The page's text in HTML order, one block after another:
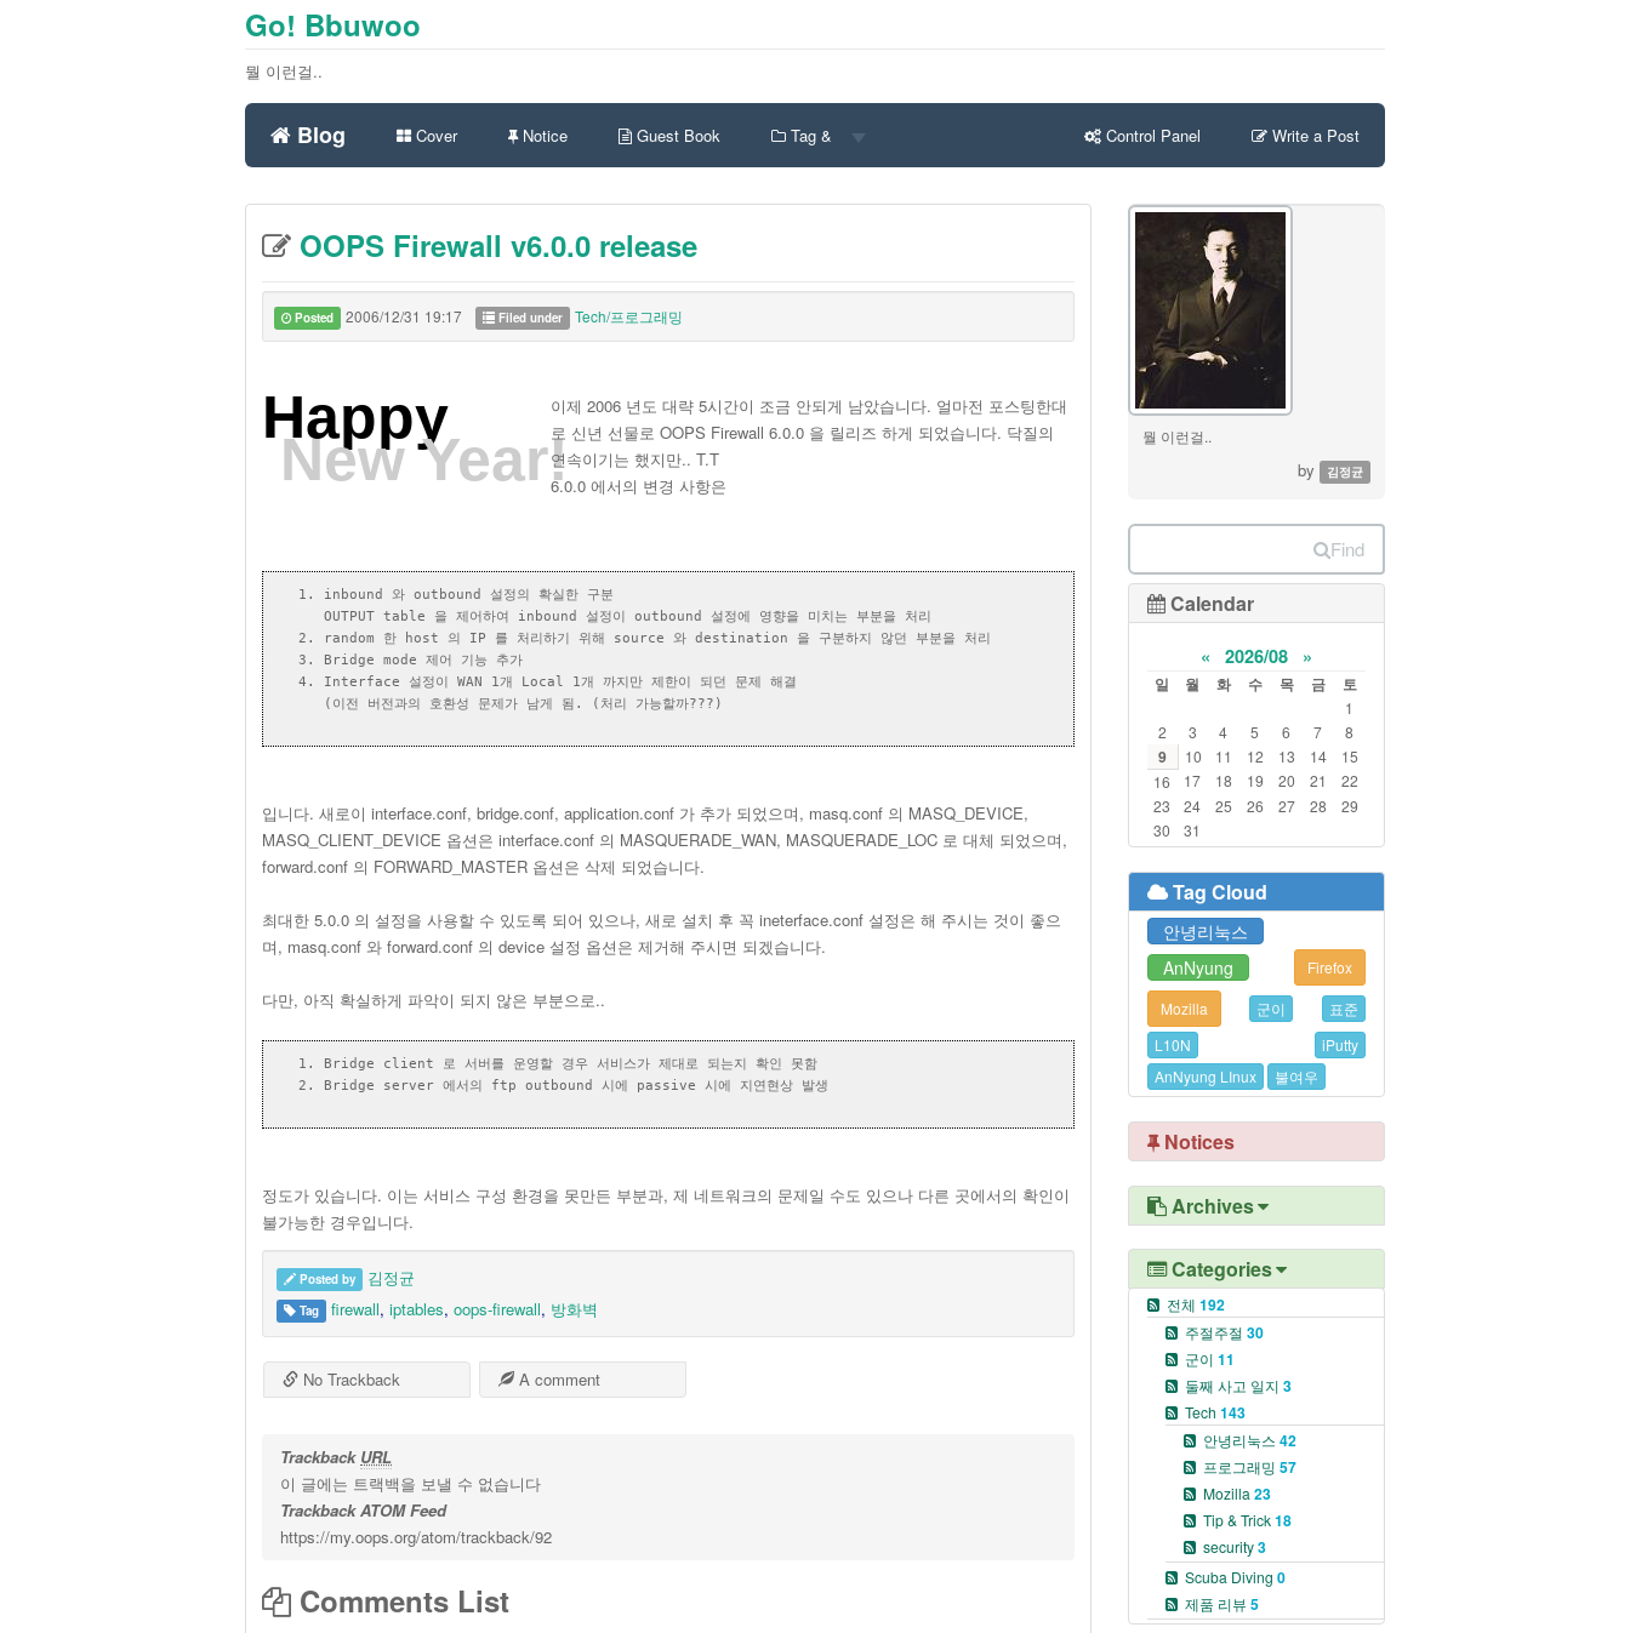
Go! Bbuwoo
뭘 이런걸..
Blog Cover Notice Guest Book Tag & Control Panel Write a Post
OOPS Firewall v6.0.0 release
Posted 2006/12/31 19:17 Filed under Tech/프로그래밍
Happy
New Year!
이제 2006 년도 대략 5시간이 조금 안되게 남았습니다. 얼마전 포스팅한대
로 신년 선물로 OOPS Firewall 6.0.0 을 릴리즈 하게 되었습니다. 닥질의
연속이기는 했지만.. T.T
6.0.0 에서의 변경 사항은
inbound 와 outbound 설정의 확실한 구분
OUTPUT table 을 제어하여 inbound 설정이 outbound 설정에 영향을 미치는 부분을 처리
random 한 host 의 IP 를 처리하기 위해 source 와 destination 을 구분하지 않던 부분을 처리
Bridge mode 제어 기능 추가
Interface 설정이 WAN 1개 Local 1개 까지만 제한이 되던 문제 해결
(이전 버전과의 호환성 문제가 남게 됨. (처리 가능할까???)
입니다. 새로이 interface.conf, bridge.conf, application.conf 가 추가 되었으며, masq.conf 의 MASQ_DEVICE,
MASQ_CLIENT_DEVICE 옵션은 interface.conf 의 MASQUERADE_WAN, MASQUERADE_LOC 로 대체 되었으며,
forward.conf 의 FORWARD_MASTER 옵션은 삭제 되었습니다.
최대한 5.0.0 의 설정을 사용할 수 있도록 되어 있으나, 새로 설치 후 꼭 ineterface.conf 설정은 해 주시는 것이 좋으
며, masq.conf 와 forward.conf 의 device 설정 옵션은 제거해 주시면 되겠습니다.
다만, 아직 확실하게 파악이 되지 않은 부분으로..
Bridge client 로 서버를 운영할 경우 서비스가 제대로 되는지 확인 못함
Bridge server 에서의 ftp outbound 시에 passive 시에 지연현상 발생
정도가 있습니다. 이는 서비스 구성 환경을 못만든 부분과, 제 네트워크의 문제일 수도 있으나 다른 곳에서의 확인이
불가능한 경우입니다.
Posted by 김정균
Tag firewall, iptables, oops-firewall, 방화벽
No Trackback A comment
Trackback URL
이 글에는 트랙백을 보낼 수 없습니다
Trackback ATOM Feed
https://my.oops.org/atom/trackback/92
Comments List
뭘 이런걸..
by 김정균
Find
Calendar
« 2026/08 »
일 월 화 수 목 금 토
1
2
3 4 5 6 7 8
9 10 11 12 13 14
15
16
17 18 19 20 21
22
23
24 25 26 27 28
29
30
31
Tag Cloud
안녕리눅스
AnNyung
Firefox
Mozilla
군이
표준
L10N
iPutty
AnNyung LInux
불여우
Notices
Archives
Categories
전체 192
주절주절 30
군이 11
둘째 사고 일지 3
Tech 143
안녕리눅스 42
프로그래밍 57
Mozilla 23
Tip & Trick18
security3
Scuba Diving 0
제품 리뷰 5